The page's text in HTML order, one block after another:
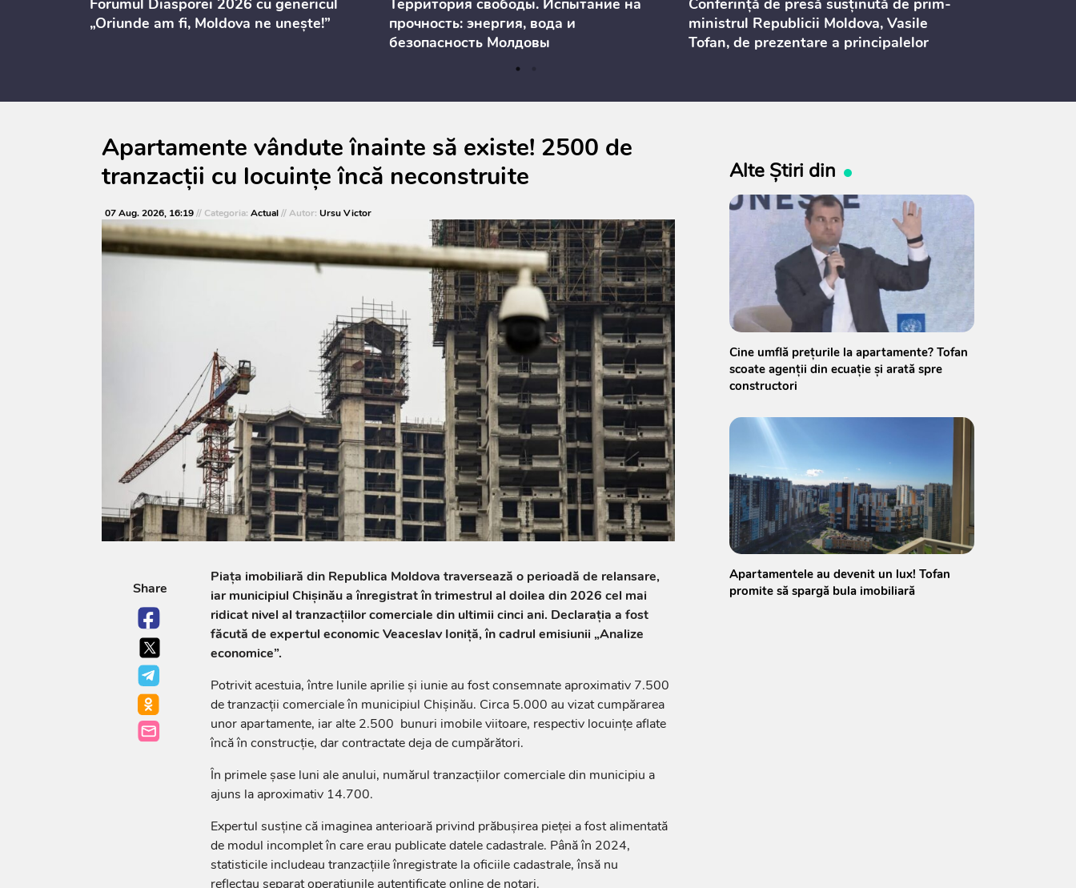
Forumul Diasporei 2026 cu genericul
„Oriunde am fi, Moldova ne unește!”
Территория свободы. Испытание на
прочность: энергия, вода и
безопасность Молдовы
Conferință de presă susținută de prim-
ministrul Republicii Moldova, Vasile
Tofan, de prezentare a principalelor
consultărilor publice
Apartamente vândute înainte să existe! 2500 de
tranzacții cu locuințe încă neconstruite
07 Aug. 2026, 16:19// Categoria: Actual// Autor: Ursu Victor
Share
Piața imobiliară din Republica Moldova traversează o perioadă de relansare,
iar municipiul Chișinău a înregistrat în trimestrul al doilea din 2026 cel mai
ridicat nivel al tranzacțiilor comerciale din ultimii cinci ani. Declarația a fost
făcută de expertul economic Veaceslav Ioniță, în cadrul emisiunii „Analize
economice”.
Potrivit acestuia, între lunile aprilie și iunie au fost consemnate aproximativ 7.500
de tranzacții comerciale în municipiul Chișinău. Circa 5.000 au vizat cumpărarea
unor apartamente, iar alte 2.500 bunuri imobile viitoare, respectiv locuințe aflate
încă în construcție, dar contractate deja de cumpărători.
În primele șase luni ale anului, numărul tranzacțiilor comerciale din municipiu a
ajuns la aproximativ 14.700.
Expertul susține că imaginea anterioară privind prăbușirea pieței a fost alimentată
de modul incomplet în care erau publicate datele cadastrale. Până în 2024,
statisticile includeau tranzacțiile înregistrate la oficiile cadastrale, însă nu
reflectau separat operațiunile autentificate online de notari.
Alte Știri din
Cine umflă prețurile la apartamente? Tofan
scoate agenții din ecuație și arată spre
constructori
Apartamentele au devenit un lux! Tofan
promite să spargă bula imobiliară